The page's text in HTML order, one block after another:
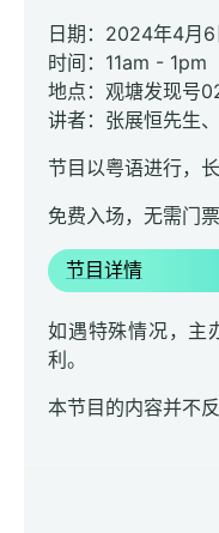
日期：2024年4月6
时间：11am - 1pm
地点：观塘发现号
讲者：张展恒先生
节目以粤语进行，长
免费入场，无需门
节目详情
如遇特殊情况，主
利。
本节目的内容并不